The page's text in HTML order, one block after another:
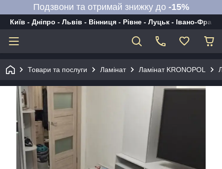
Подзвони та отримай знижку до -15%
Київ - Дніпро - Львів - Вінниця - Рівне - Луцьк - Івано-
Товари та послуги Ламінат Ламінат KRONOPOL